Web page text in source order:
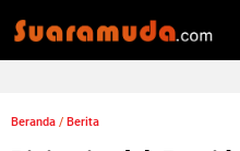
Beranda / Berita